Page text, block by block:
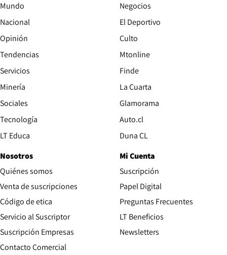
Mundo
Nacional
Opinión
Tendencias
Servicios
Minería
Sociales
Tecnología
LT Educa
Negocios
El Deportivo
Culto
Mtonline
Finde
La Cuarta
Glamorama
Auto.clOpens in new window
Duna CLOpens in new window
Nosotros
Quiénes somos
Venta de suscripciones
Código de etica Opens in new window
Servicio al Suscriptor
Suscripción Empresas
Contacto ComercialOpens in new window
Mi Cuenta
Suscripción
Papel DigitalOpens in new
Preguntas Frecuentes
LT Beneficios
Newsletters